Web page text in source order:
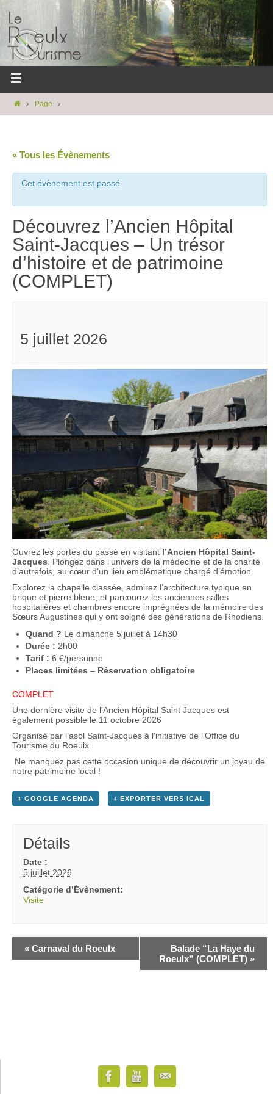
Page
« Tous les Évènements
Cet évènement est passé
Découvrez l’Ancien Hôpital
Saint-Jacques – Un trésor
d’histoire et de patrimoine
(COMPLET)
5 juillet 2026
Ouvrez les portes du passé ️en visitant l’Ancien Hôpital Saint-
Jacques. Plongez dans l’univers de la médecine et de la charité
d’autrefois, au cœur d’un lieu emblématique chargé d’émotion.
Explorez la chapelle classée, admirez l’architecture typique en
brique et pierre bleue, et parcourez les anciennes salles
hospitalières et chambres encore imprégnées de la mémoire des
Sœurs Augustines qui y ont soigné des générations de Rhodiens.
Quand ? Le dimanche 5 juillet à 14h30
Durée : 2h00
Tarif : 6 €/personne
Places limitées – Réservation obligatoire
COMPLET
Une dernière visite de l’Ancien Hôpital Saint Jacques est
également possible le 11 octobre 2026
Organisé par l’asbl Saint-Jacques à l’initiative de l’Office du
Tourisme du Roeulx
️ Ne manquez pas cette occasion unique de découvrir un joyau de
notre patrimoine local !
+ GOOGLE AGENDA + EXPORTER VERS ICAL
Détails
Date :
5 juillet 2026
Catégorie d’Évènement:
Visite
« Carnaval du Roeulx
Balade “La Haye du
Roeulx” (COMPLET) »